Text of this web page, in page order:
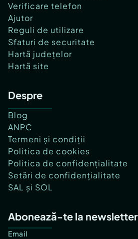
Verificare telefon
Ajutor
Reguli de utilizare
Sfaturi de securitate
Hartă județelor
Hartă site
Despre
Blog
ANPC
Termeni și condiții
Politica de cookies
Politica de confidențialitate
Setări de confidențialitate
SAL și SOL
Abonează-te la newsletter
Email